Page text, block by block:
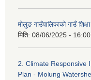
मोलुङ गाउँपालिकाको गाउँ
मिति: 08/06/2025 - 16:00
2. Climate Responsive
Plan - Molung